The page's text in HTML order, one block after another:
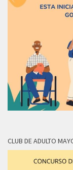
CLUB DE ADULTO